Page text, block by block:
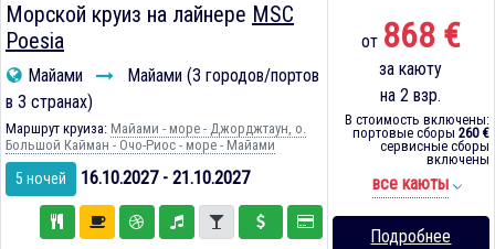
Морской круиз на лайнере MSC
Poesia
Майами
Майами (3 городов/портов
в 3 странах)
Маршрут круиза: Майами - море - Джорджтаун, о.
Большой Кайман - Очо-Риос - море - Майами
5 ночей 16.10.2027 - 21.10.2027
от 868 €
за каюту
на 2 взр.
В стоимость включены:
портовые сборы 260 €
сервисные сборы
включены
все каюты
Подробнее